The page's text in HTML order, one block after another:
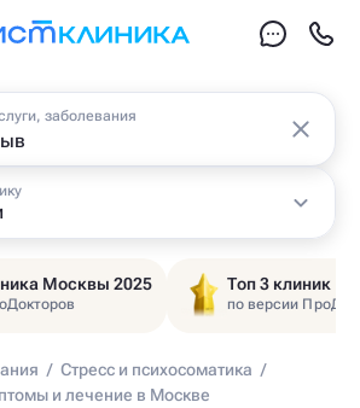
заболевания
Москвы 2025 Топ 3 клиник
по версии
/ Стресс и психосоматика /
и лечение в Москве